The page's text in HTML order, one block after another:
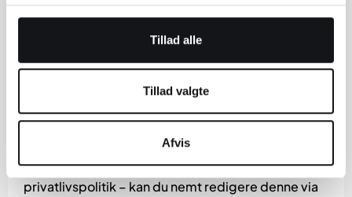
Tillad alle
Tillad valgte
Afvis
Sådan! Vi er nu færdige med at redigere vores
Har du en menu i din footer?
Hvis din footer indeholder en menu – f.eks. med
links til kontakt, handelsbetingelser eller
privatlivspolitik – kan du nemt redigere denne via